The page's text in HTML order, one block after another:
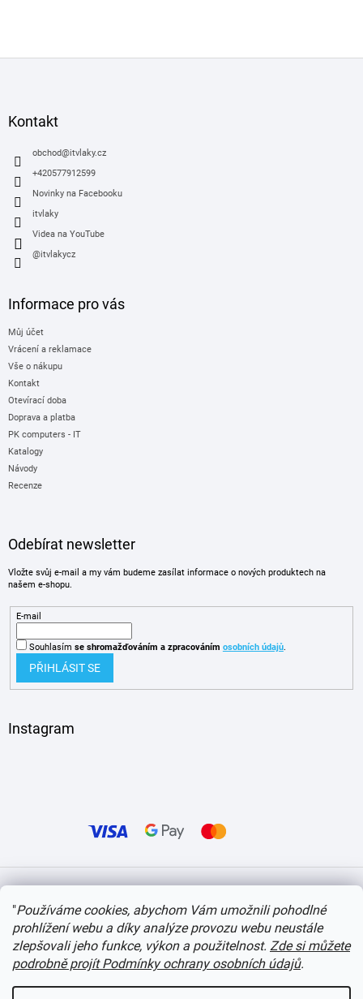
"Používáme cookies, abychom Vám umožnili pohodlné
prohlížení webu a díky analýze provozu webu neustále
zlepšovali jeho funkce, výkon a použitelnost. Zde si můžete
podrobně projít Podmínky ochrany osobních údajů.
Kontakt
obchod@itvlaky.cz
+420577912599
Novinky na Facebooku
itvlaky
Videa na YouTube
@itvlakycz
Informace pro vás
Můj účet
Vrácení a reklamace
Vše o nákupu
Kontakt
Otevírací doba
Doprava a platba
PK computers - IT
Katalogy
Návody
Recenze
Odebírat newsletter
Vložte svůj e-mail a my vám budeme zasílat informace o nových produktech na
našem e-shopu.
E-mail
Souhlasím se shromažďováním a zpracováním osobních údajů.
PŘIHLÁSIT SE
Instagram
Copyright 2026itvlaky.cz . Všechna práva vyhrazena. Upravit nastavení cookies